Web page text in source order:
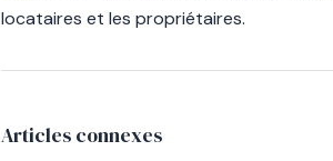
locataires et les propriétaires.
Articles connexes